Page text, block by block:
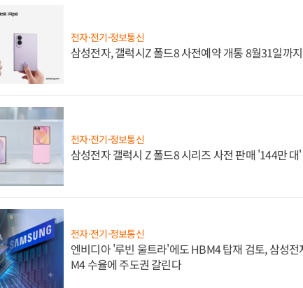
전자·전기·정보통신
삼성전자, 갤럭시Z 폴드8 사전예약 개통 8월31일까
전자·전기·정보통신
삼성전자 갤럭시 Z 폴드8 시리즈 사전 판매 '144만 대
전자·전기·정보통신
엔비디아 '루빈 울트라'에도 HBM4 탑재 검토, 삼성전
M4 수율에 주도권 갈린다